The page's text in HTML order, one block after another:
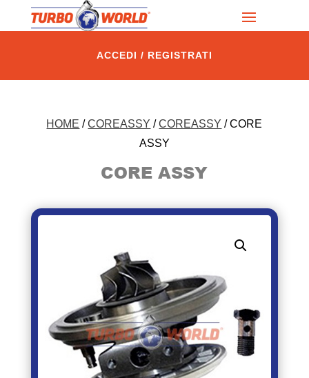
ACCEDI / REGISTRATI
HOME /COREASSY /COREASSY / CORE
ASSY
CORE ASSY